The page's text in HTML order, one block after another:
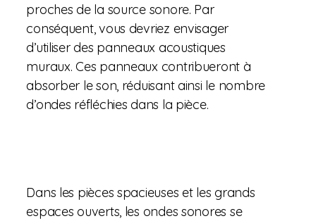
proches de la source sonore. Par
conséquent, vous devriez envisager
d’utiliser des panneaux acoustiques
muraux. Ces panneaux contribueront à
absorber le son, réduisant ainsi le nombre
d’ondes réfléchies dans la pièce.
Dans les pièces spacieuses et les grands
espaces ouverts, les ondes sonores se